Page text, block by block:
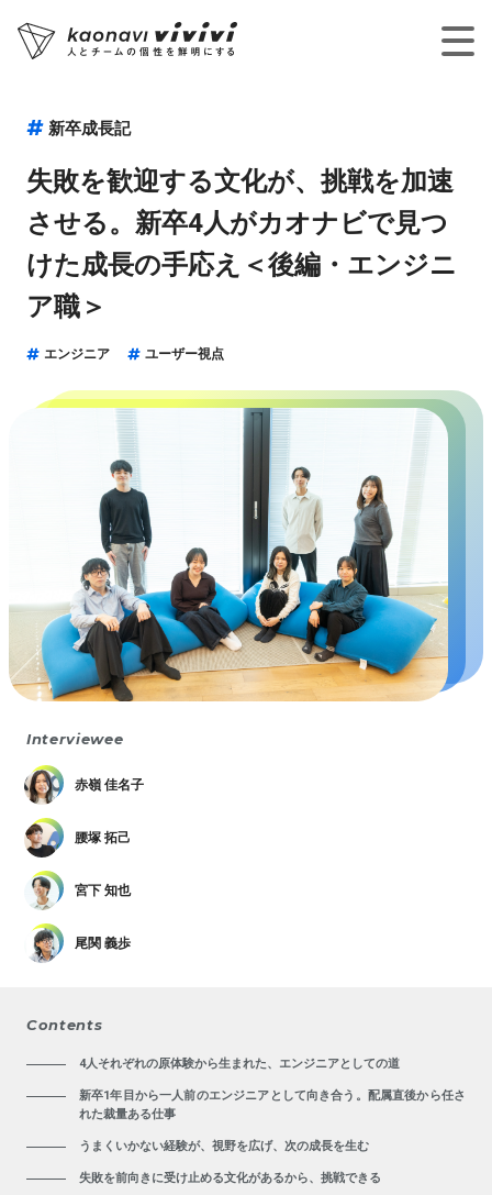
新卒成長記
失敗を歓迎する文化が、挑戦を加速
させる。新卒4人がカオナビで見つ
けた成長の手応え＜後編・エンジニ
ア職＞
エンジニア ユーザー視点
Interviewee
赤嶺 佳名子
腰塚 拓己
宮下 知也
尾関 義歩
Contents
4人それぞれの原体験から生まれた、エンジニアとしての道
新卒1年目から一人前のエンジニアとして向き合う。配属直後から任さ
れた裁量ある仕事
うまくいかない経験が、視野を広げ、次の成長を生む
失敗を前向きに受け止める文化があるから、挑戦できる